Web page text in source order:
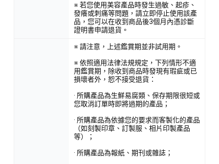
※ 若您使用美容產品時發生過敏、起疹、
發癢或刺痛等問題，請立即停止使用該產
品，您可以在收到商品後3個月內憑診斷
證明書申請退貨。
※ 請注意，上述鑑賞期並非試用期。
※ 依照適用法律法規規定，下列情形不適
用鑑賞期，除收到商品時發現有瑕疵或已
損壞者外，恕不接受退貨：
· 所購產品為生鮮易腐類、保存期限很短或
您取消訂單時即將過期的產品；
· 所購產品為依據您的要求而客製化的產品
（如刻製印章、訂製服、相片印製產品
等）；
· 所購產品為報紙、期刊或雜誌；